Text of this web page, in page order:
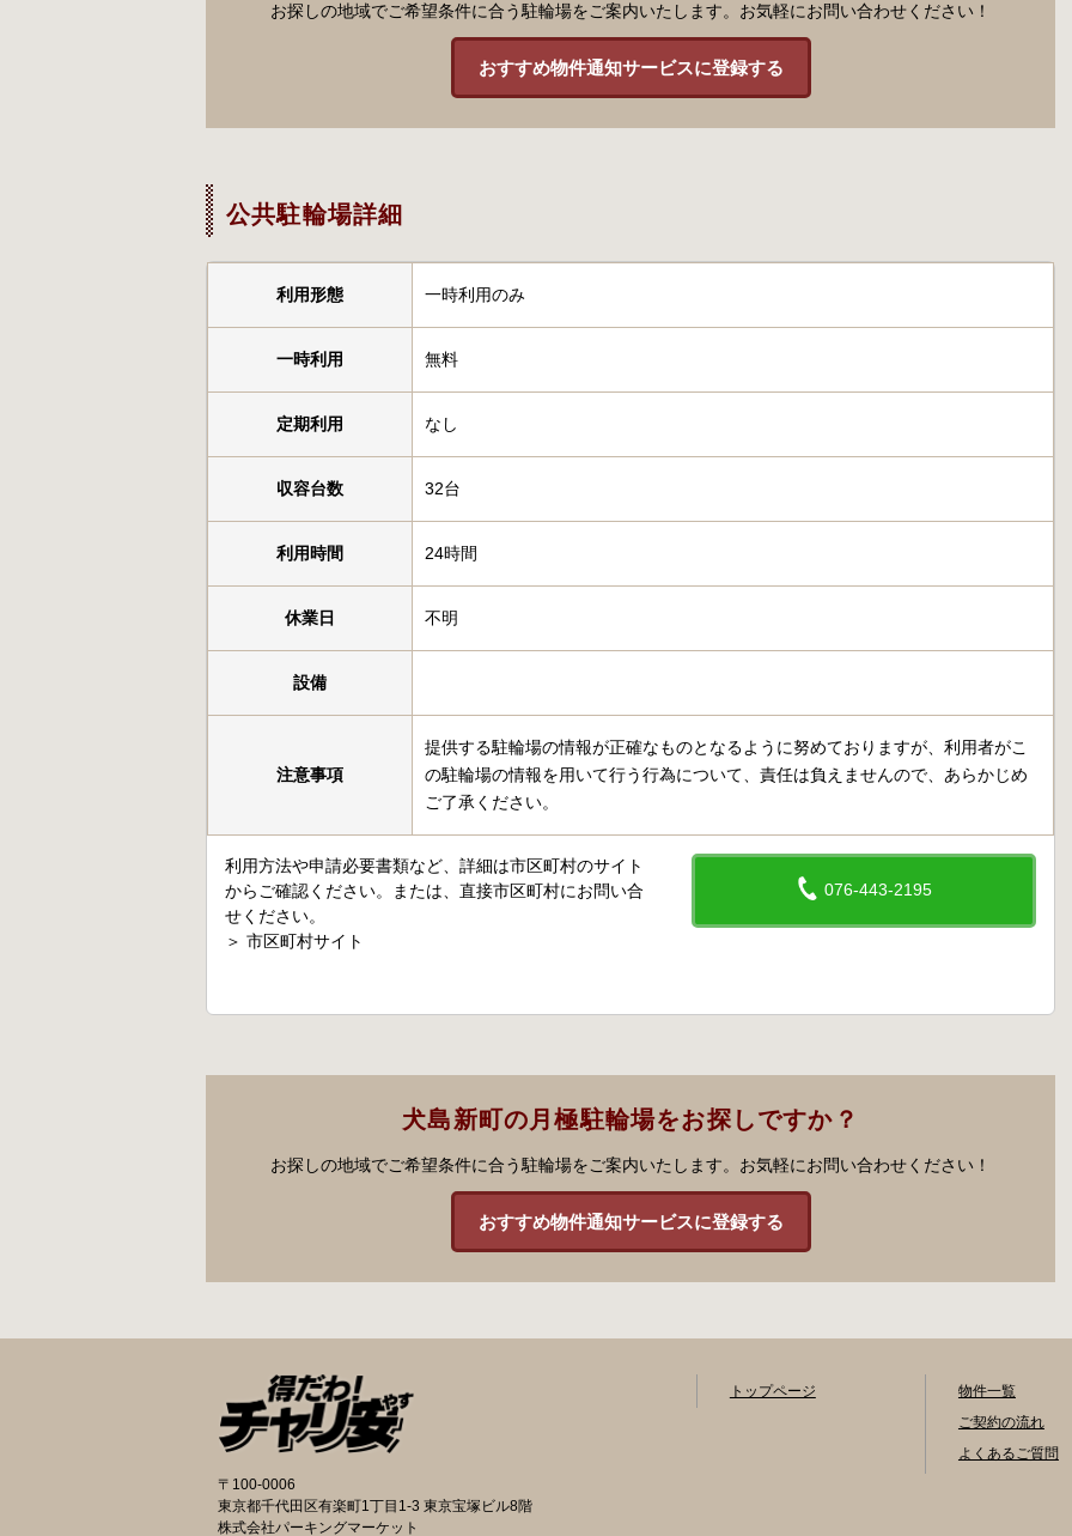
お探しの地域でご希望条件に合う駐輪場をご案内いたします。お気軽にお問い合わせください！
おすすめ物件通知サービスに登録する
公共駐輪場詳細
利用形態 一時利用のみ
一時利用 無料
定期利用 なし
収容台数 32台
利用時間 24時間
休業日 不明
設備
注意事項
提供する駐輪場の情報が正確なものとなるように努めておりますが、利用者がこ
の駐輪場の情報を用いて行う行為について、責任は負えませんので、あらかじめ
ご了承ください。
076-443-2195
利用方法や申請必要書類など、詳細は市区町村のサイト
からご確認ください。または、直接市区町村にお問い合
せください。
＞ 市区町村サイト
犬島新町の月極駐輪場をお探しですか？
お探しの地域でご希望条件に合う駐輪場をご案内いたします。お気軽にお問い合わせください！
おすすめ物件通知サービスに登録する
〒100-0006
東京都千代田区有楽町1丁目1-3 東京宝塚ビル8階
株式会社パーキングマーケット
トップページ
物件一覧
ご契約の流れ
よくあるご質問